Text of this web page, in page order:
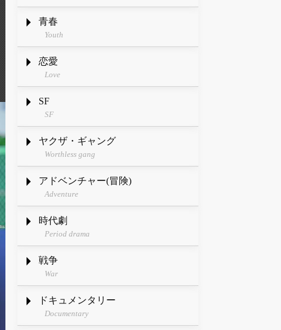
青春
Youth
恋愛
Love
SF
SF
ヤクザ・ギャング
Worthless gang
アドベンチャー(冒険)
Adventure
時代劇
Period drama
戦争
War
ドキュメンタリー
Documentary